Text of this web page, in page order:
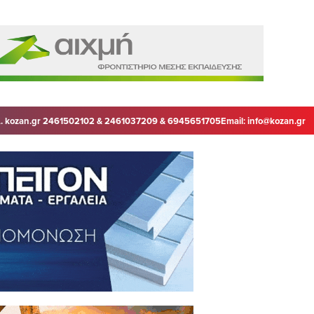
kozan.gr 2461502102 & 2461037209 & 6945651705Email:info@kozan.gr